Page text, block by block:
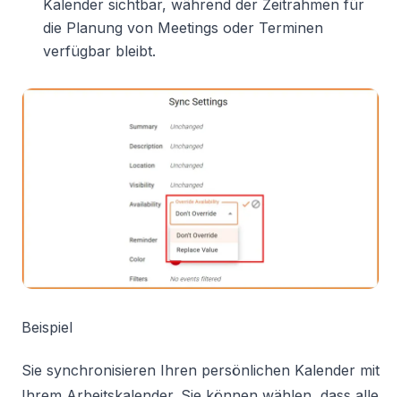
Kalender sichtbar, während der Zeitrahmen für
die Planung von Meetings oder Terminen
verfügbar bleibt.
Beispiel
Sie synchronisieren Ihren persönlichen Kalender mit